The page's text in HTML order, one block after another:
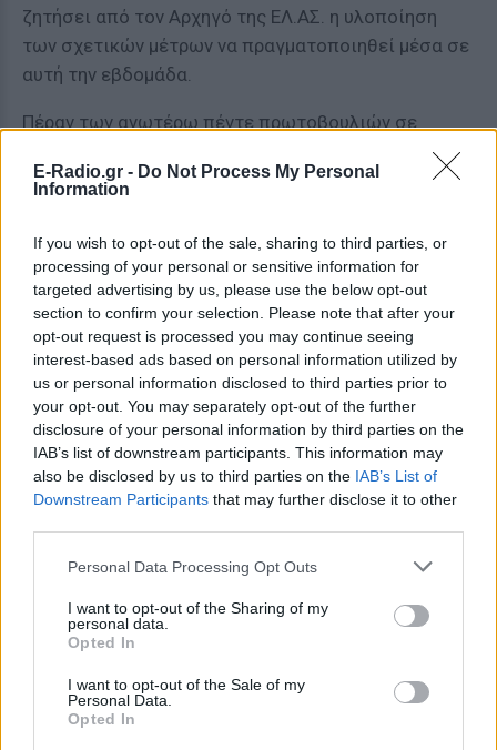
E-Radio.gr - Do Not Process My Personal
Information
If you wish to opt-out of the sale, sharing to third parties, or
processing of your personal or sensitive information for
targeted advertising by us, please use the below opt-out
section to confirm your selection. Please note that after your
opt-out request is processed you may continue seeing
interest-based ads based on personal information utilized by
us or personal information disclosed to third parties prior to
your opt-out. You may separately opt-out of the further
disclosure of your personal information by third parties on the
IAB’s list of downstream participants. This information may
also be disclosed by us to third parties on the IAB’s List of
Downstream Participants that may further disclose it to other
Personal Data Processing Opt Outs
I want to opt-out of the Sharing of my
personal data.
Opted In
I want to opt-out of the Sale of my
Personal Data.
Opted In
ζητήσει από τον Αρχηγό της ΕΛ.ΑΣ. η υλοποίηση
των σχετικών μέτρων να πραγματοποιηθεί μέσα σε
αυτή την εβδομάδα.
Πέραν των ανωτέρω πέντε πρωτοβουλιών σε
θεσμικό επίπεδο προωθούμε τους επόμενους τρεις
μήνες το Νομοσχέδιο για την Αναβάθμιση της
εκπαίδευσης στο σύνολο των αστυνομικών της
χώρας. Στόχος μία αστυνομία φιλική στον πολίτη,
που σέβεται την δημοκρατική νομιμότητα και είναι
άτεγκτη και αποτελεσματική απέναντι στο έγκλημα,
την αστυνομία του 21ου αιώνα.
Και, δεύτερον, είμαι σε επαφή με τον συνάδελφο
Υπουργό Δικαιοσύνης για την ανάληψη
πρωτοβουλίας εκσυγχρονισμού του Ποινικού
Κώδικα, ώστε οι κατ’ επάγγελμα κλοπές να
απλά για παράβαση διατάξεων του ΚΟΚ, να
προβλεφθούν αυστηρότερες ποινές και η έφεση να
μην έχει ανασταλτικό χαρακτήρα.
Αυτές οι πρωτοβουλίες συμβάλλουν σε μια πιο
αποτελεσματική αστυνομία, που πρέπει να είναι ο